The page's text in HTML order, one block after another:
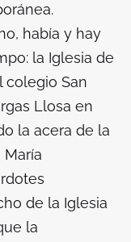
había y hay
la Iglesia de
colegio San
Llosa en
la acera de la
de la Iglesia
la